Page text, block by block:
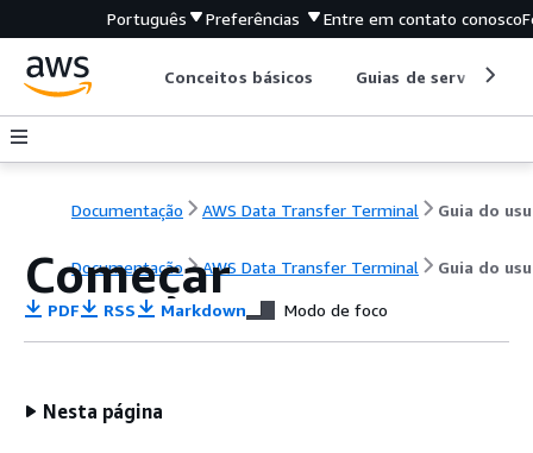
Português Preferências Entre em contato conosco
Conceitos básicos Guias de serviço
Documentação AWS Data Transfer Terminal
Documentação AWS Data Transfer Terminal Guia do
Começar
PDF RSS Markdown Modo de foco
Nesta página